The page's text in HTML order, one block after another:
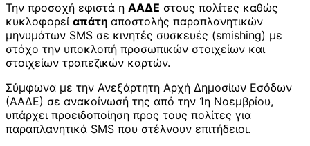
Την προσοχή εφιστά η ΑΑΔΕ στους πολίτες καθώς
κυκλοφορεί απάτη αποστολής παραπλανητικών
μηνυμάτων SMS σε κινητές συσκευές (smishing) με
στόχο την υποκλοπή προσωπικών στοιχείων και
στοιχείων τραπεζικών καρτών.
Σύμφωνα με την Ανεξάρτητη Αρχή Δημοσίων Εσόδων
(ΑΑΔΕ) σε ανακοίνωσή της από την 1η Νοεμβρίου,
υπάρχει προειδοποίηση προς τους πολίτες για
παραπλανητικά SMS που στέλνουν επιτήδειοι.